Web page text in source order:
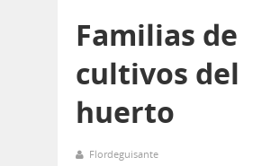
Familias de
cultivos del
huerto
Flordeguisante